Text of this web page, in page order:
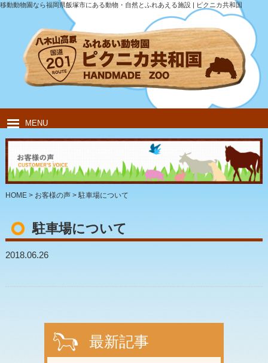
移動動物園なら福岡県飯塚市にある動物・自然とふれあえる施設 | ピクニカ共和国
MENU
HOME ピクニカ共和国について 動物紹介 移動動物園
飲食・キャンプ 団体のお客様
HOME> お客様の声>駐車場について
駐車場について
2018.06.26
最新記事